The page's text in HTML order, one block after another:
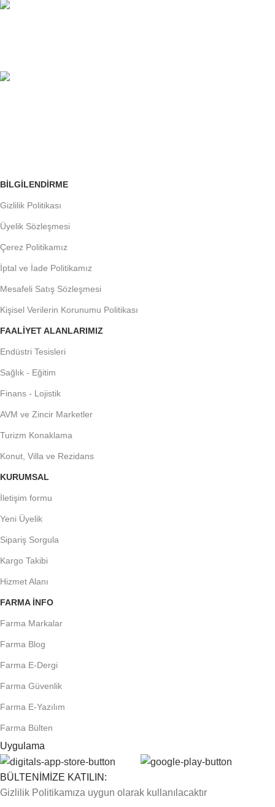
BILGILENDIRME
Gizlilik Politikası
Üyelik Sözleşmesi
Çerez Politikamız
İptal ve İade Politikamız
Mesafeli Satış Sözleşmesi
Kişisel Verilerin Korunumu Politikası
FAALIYET ALANLARIMIZ
Endüstri Tesisleri
Sağlık - Eğitim
Finans - Lojistik
AVM ve Zincir Marketler
Turizm Konaklama
Konut, Villa ve Rezidans
KURUMSAL
İletişim formu
Yeni Üyelik
Sipariş Sorgula
Kargo Takibi
Hizmet Alanı
FARMA INFO
Farma Markalar
Farma Blog
Farma E-Dergi
Farma Güvenlik
Farma E-Yazılım
Farma Bülten
Uygulama
BÜLTENİMİZE KATILIN:
Gizlilik Politikamıza uygun olarak kullanılacaktır